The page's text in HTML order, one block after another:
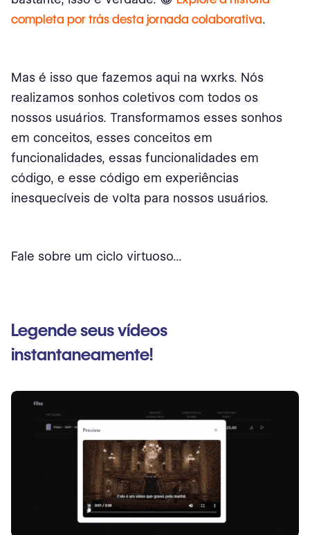
completa por trás desta jornada colaborativa.
Mas é isso que fazemos aqui na wxrks. Nós
realizamos sonhos coletivos com todos os
nossos usuários. Transformamos esses sonhos
em conceitos, esses conceitos em
funcionalidades, essas funcionalidades em
código, e esse código em experiências
inesquecíveis de volta para nossos usuários.
Fale sobre um ciclo virtuoso...
Legende seus vídeos
instantaneamente!